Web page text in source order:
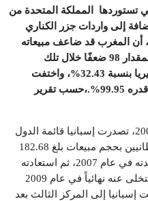
تستوردها المملكة المتحدة من
إلى واردات جزر الكناري
أن المغرب قد ضاعف مبيعاته
من الطماطم في السوق البريطانية بمقدار 98 ضعفًا خلال تلك
السنوات العشرين، بينما خفضتها ألميريا بنسبة 32.43%، واختفت
%.،حسب تقرير
وذكر الموقع المذكور أنه”في عام 2005، تصدرت إسبانيا قائمة الدول
المصدرة للطماطم للمزارعين البريطانيين بحجم مبيعات بلغ 182.68
مليون كيلوغرام، وهو مركزٌ متميز فقدته في عام 2007، ثم استعادته
لفترة وجيزة في عام 2008، قبل أن تتخلى عنه نهائياً في عام 2009
وفي عام 2021، تراجعت إسبانيا إلى المركز الثالث بعد